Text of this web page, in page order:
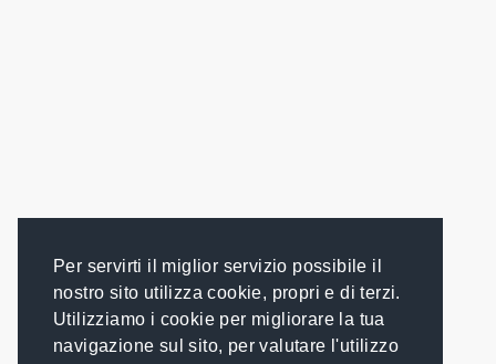
Per servirti il miglior servizio possibile il
nostro sito utilizza cookie, propri e di terzi.
Utilizziamo i cookie per migliorare la tua
navigazione sul sito, per valutare l'utilizzo